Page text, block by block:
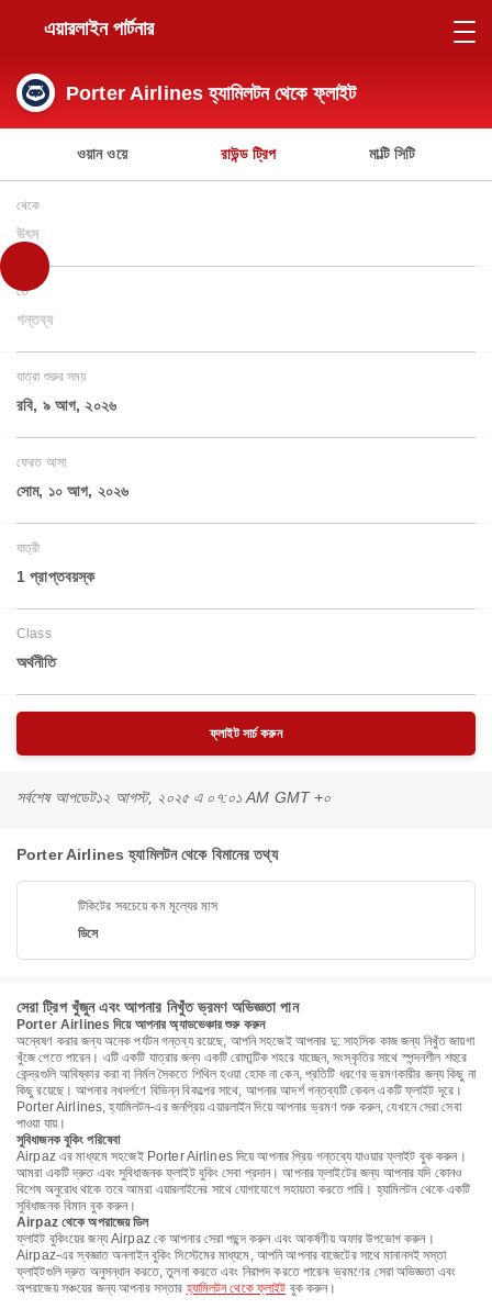
এয়ারলাইন পার্টনার
Porter Airlines হ্যামিলটন থেকে ফ্লাইট
ওয়ান ওয়ে রাউন্ড ট্রিপ মাল্টি সিটি
থেকে
উৎস
তে
গন্তব্য
যাত্রা শুরুর সময়
রবি, ৯ আগ, ২০২৬
ফেরত আসা
সোম, ১০ আগ, ২০২৬
যাত্রী
1 প্রাপ্তবয়স্ক
Class
অর্থনীতি
ফ্লাইট সার্চ করুন
সর্বশেষ আপডেট১২ আগস্ট, ২০২৫ এ ০৭:০১ AM GMT +০
Porter Airlines হ্যামিলটন থেকে বিমানের তথ্য
টিকিটের সবচেয়ে কম মূল্যের মাস
ডিসে
সেরা ট্রিপ খুঁজুন এবং আপনার নিখুঁত ভ্রমণ অভিজ্ঞতা পান
Porter Airlines দিয়ে আপনার অ্যাডভেঞ্চার শুরু করুন
অন্বেষণ করার জন্য অনেক পর্যটন গন্তব্য রয়েছে, আপনি সহজেই আপনার দু: সাহসিক কাজ জন্য নিখুঁত জায়গা
খুঁজে পেতে পারেন। এটি একটি যাত্রার জন্য একটি রোমান্টিক শহরে যাচ্ছেন, সংস্কৃতির সাথে স্পন্দনশীল শহুরে
কেন্দ্রগুলি আবিষ্কার করা বা নির্মল সৈকতে শিথিল হওয়া হোক না কেন, প্রতিটি ধরণের ভ্রমণকারীর জন্য কিছু না
কিছু রয়েছে। আপনার নখদর্পণে বিভিন্ন বিকল্পের সাথে, আপনার আদর্শ গন্তব্যটি কেবল একটি ফ্লাইট দূরে।
Porter Airlines, হ্যামিলটন-এর জনপ্রিয় এয়ারলাইন দিয়ে আপনার ভ্রমণ শুরু করুন, যেখানে সেরা সেবা
পাওয়া যায়।
সুবিধাজনক বুকিং পরিষেবা
Airpaz এর মাধ্যমে সহজেই Porter Airlines দিয়ে আপনার প্রিয় গন্তব্যে যাওয়ার ফ্লাইট বুক করুন।
আমরা একটি দ্রুত এবং সুবিধাজনক ফ্লাইট বুকিং সেবা প্রদান। আপনার ফ্লাইটের জন্য আপনার যদি কোনও
বিশেষ অনুরোধ থাকে তবে আমরা এয়ারলাইনের সাথে যোগাযোগে সহায়তা করতে পারি। হ্যামিলটন থেকে একটি
সুবিধাজনক বিমান বুক করুন।
Airpaz থেকে অপরাজেয় ডিল
ফ্লাইট বুকিংয়ের জন্য Airpaz কে আপনার সেরা পছন্দ করুন এবং আকর্ষণীয় অফার উপভোগ করুন।
Airpaz-এর স্বজ্ঞাত অনলাইন বুকিং সিস্টেমের মাধ্যমে, আপনি আপনার বাজেটের সাথে মানানসই সস্তা
ফ্লাইটগুলি দ্রুত অনুসন্ধান করতে, তুলনা করতে এবং নিরাপদ করতে পারেন৷ ভ্রমণের সেরা অভিজ্ঞতা এবং
অপরাজেয় সঞ্চয়ের জন্য আপনার সস্তারহ্যামিলটন থেকে ফ্লাইট বুক করুন।